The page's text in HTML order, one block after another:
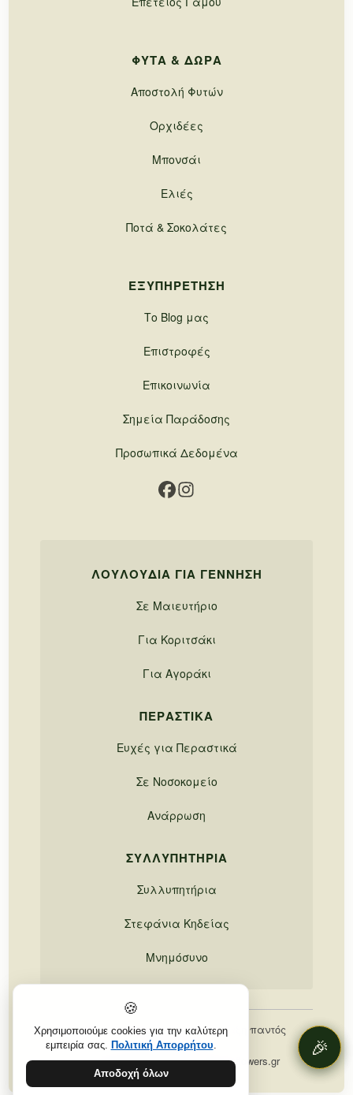
🎉
ΦΥΤΆ & ΔΏΡΑ
Αποστολή Φυτών
Ορχιδέες
Μπονσάι
Ελιές
Ποτά & Σοκολάτες
ΕΞΥΠΗΡΈΤΗΣΗ
Το Blog μας
Επιστροφές
Επικοινωνία
Σημεία Παράδοσης
Προσωπικά Δεδομένα
ΛΟΥΛΟΎΔΙΑ ΓΙΑ ΓΈΝΝΗΣΗ
Σε Μαιευτήριο
Για Κοριτσάκι
Για Αγοράκι
ΠΕΡΑΣΤΙΚΆ
Ευχές για Περαστικά
Σε Νοσοκομείο
Ανάρρωση
ΣΥΛΛΥΠΗΤΉΡΙΑ
Συλλυπητήρια
Στεφάνια Κηδείας
Μνημόσυνο
© 2026, 21Flowers.gr. Με επιφύλαξη παντός
δικαιώματος.
Τηλ:213 0300170| Email:rg.srewolf12@ofni
🍪
Χρησιμοποιούμε cookies για την καλύτερη
εμπειρία σας. Πολιτική Απορρήτου.
Αποδοχή όλων
🎉